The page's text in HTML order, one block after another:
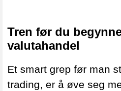
Tren før du
valutahandel
Et smart grep før man
trading, er å øve seg